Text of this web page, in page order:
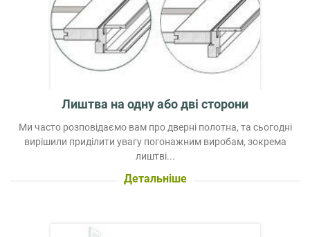
Лиштва на одну або дві сторони
Ми часто розповідаємо вам про дверні полотна, та сьогодні
вирішили приділити увагу погонажним виробам, зокрема
лиштві...
Детальніше